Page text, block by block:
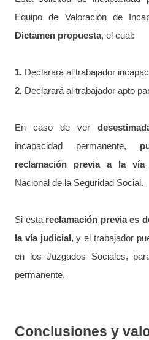
Equipo de Valoración de
Dictamen propuesta, el cual:
1. Declarará al trabajador
2. Declarará al trabajador apto
En caso de ver
incapacidad permanente,
reclamación previa a la vía
Nacional de la Seguridad Social.
Si esta reclamación previa es
la vía judicial,y el trabajador
en los Juzgados Sociales,
permanente.
Conclusiones y